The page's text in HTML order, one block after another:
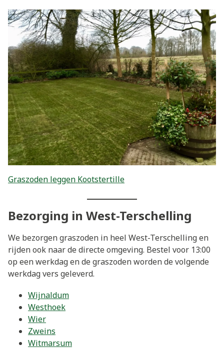
Graszoden leggen Kootstertille
Bezorging in West-Terschelling
We bezorgen graszoden in heel West-Terschelling en
rijden ook naar de directe omgeving. Bestel voor 13:00
op een werkdag en de graszoden worden de volgende
werkdag vers geleverd.
Wijnaldum
Westhoek
Wier
Zweins
Witmarsum